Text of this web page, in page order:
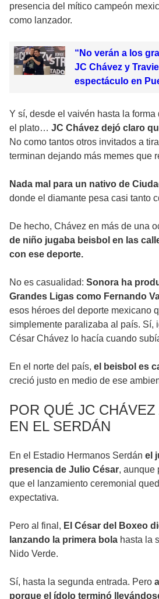
presencia del mítico campeón
como lanzador.
“No verán a los
JC Chávez y
espectáculo en
Y sí, desde el vaivén hasta la forma
el plato… JC Chávez dejó claro
No como tantos otros invitados a
terminan dejando más memes que
Nada mal para un nativo de
donde el diamante pesa casi tanto
De hecho, Chávez en más de una
de niño jugaba beisbol en las
con ese deporte.
No es casualidad: Sonora ha
Grandes Ligas como Fernando
esos héroes del deporte mexicano
simplemente paralizaba al país. Sí,
César Chávez lo hacía cuando
En el norte del país, el beisbol es
creció justo en medio de ese
POR QUÉ JC CHÁVEZ
EN EL SERDÁN
En el Estadio Hermanos Serdán el
presencia de Julio César, aunque
que el lanzamiento ceremonial
expectativa.
Pero al final, El César del Boxeo
lanzando la primera bola hasta la
Nido Verde.
Sí, hasta la segunda entrada. Pero
porque el ídolo terminó